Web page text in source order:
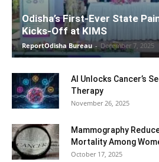
Odisha’s First-Ever State
Kicks-Off at KIMS
ReportOdisha Bureau - December 7, 2025
AI Unlocks Cancer’s
Therapy
November 26, 2025
Mammography
Mortality Among
October 17, 2025